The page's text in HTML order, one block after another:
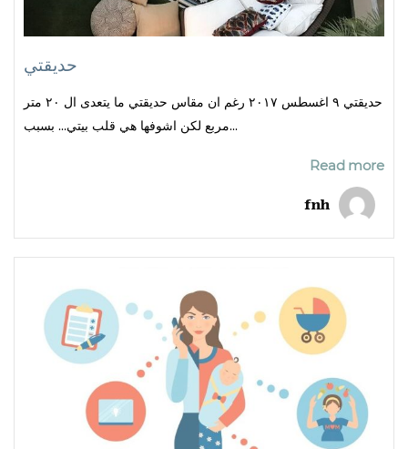
حديقتي
حديقتي ٩ اغسطس ٢٠١٧ رغم ان مقاس حديقتي ما يتعدى ال ٢٠ متر
مربع لكن اشوفها هي قلب بيتي… بسبب...
Read more
fnh